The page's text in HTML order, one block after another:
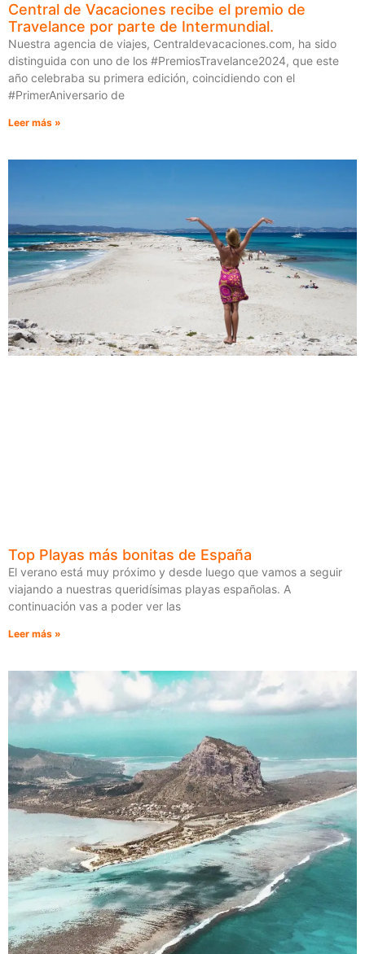
Central de Vacaciones recibe el premio de
Travelance por parte de Intermundial.
Nuestra agencia de viajes, Centraldevacaciones.com, ha sido
distinguida con uno de los #PremiosTravelance2024, que este
año celebraba su primera edición, coincidiendo con el
#PrimerAniversario de
Leer más »
Top Playas más bonitas de España
El verano está muy próximo y desde luego que vamos a seguir
viajando a nuestras queridísimas playas españolas. A
continuación vas a poder ver las
Leer más »